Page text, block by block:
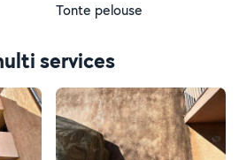
Tonte pelouse
services